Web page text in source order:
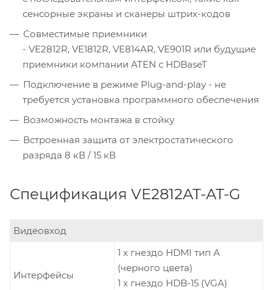
сенсорные экраны и сканеры штрих-кодов
Совместимые приемники
- VE2812R, VE1812R, VE814AR, VE901R или будущие
приемники компании ATEN с HDBaseT
Подключение в режиме Plug-and-play - не
требуется установка программного обеспечения
Возможность монтажа в стойку
Встроенная защита от электростатического
разряда 8 кВ / 15 кВ
Спецификация VE2812AT-AT-G
Видеовход
Интерфейсы
1 x гнездо HDMI тип А
(черного цвета)
1 x гнездо HDB-15 (VGA)